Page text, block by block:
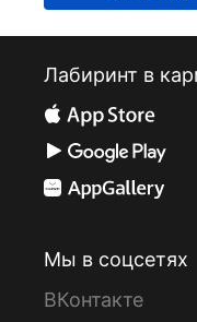
Лабиринт в
Мы в соцсетях
ВКонтакте